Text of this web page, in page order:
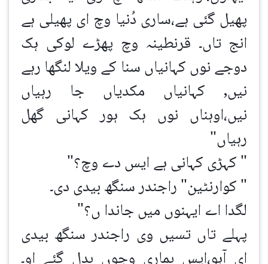
پھیل گئی ہے،ساری دُنیا وچ ای پھیلی ہے
انج تاں۔ قرنطینہ وچ پھڑے لوکی ہک
دوجے نوں کہانیاں سنا کے ویلا لنگھا رہے
نیں, کہانیاں مکدیاں جا رہیاں
نیں،اوہناں نوں ہک ہور کہانی گھل
رہیاں"
" کہڑی کہانی ہے ایس دے وچ؟"
" کوارنٹین" راجندر سنگھ بیدی دی۔
لگدا اے ایہنوں میں جاندا ں؟"
پہلے تاں تسیں وی راجندر سنگھ بیدی